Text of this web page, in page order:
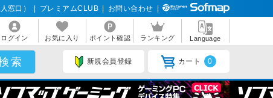
窓口） プレミアムCLUB お問い合わせ
ログイン お気に入り ポイント確認 ランキング Language
新規会員登録 カート 0